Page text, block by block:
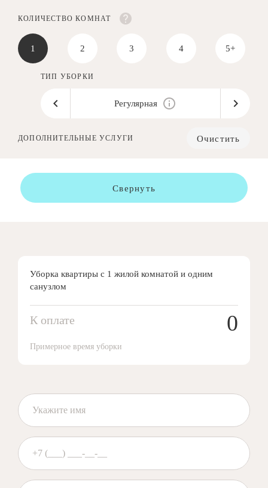
КОЛИЧЕСТВО КОМНАТ
1 2 3 4 5+
ТИП УБОРКИ
Регулярная
ДОПОЛНИТЕЛЬНЫЕ УСЛУГИ Очистить
Свернуть
Уборка квартиры с 1 жилой комнатой и одним
санузлом
К оплате 0
Примерное время уборки